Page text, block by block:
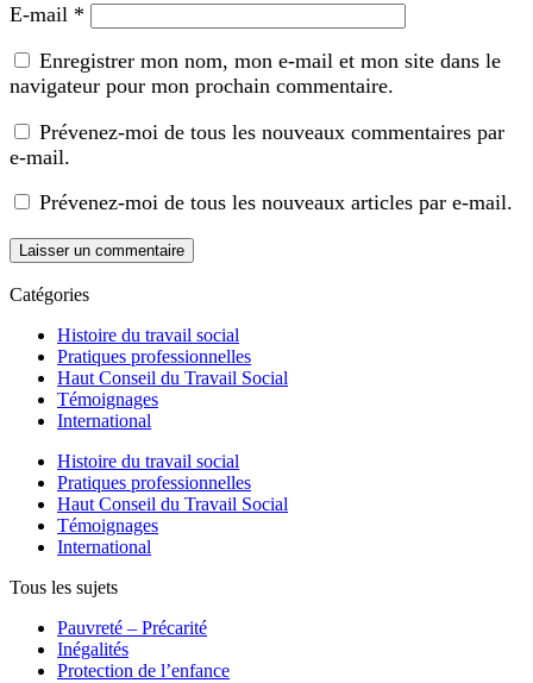
E-mail *
Enregistrer mon nom, mon e-mail et mon site dans le
navigateur pour mon prochain commentaire.
Prévenez-moi de tous les nouveaux commentaires par
e-mail.
Prévenez-moi de tous les nouveaux articles par e-mail.
Catégories
Histoire du travail social
Pratiques professionnelles
Haut Conseil du Travail Social
Témoignages
International
Histoire du travail social
Pratiques professionnelles
Haut Conseil du Travail Social
Témoignages
International
Tous les sujets
Pauvreté – Précarité
Inégalités
Protection de l’enfance